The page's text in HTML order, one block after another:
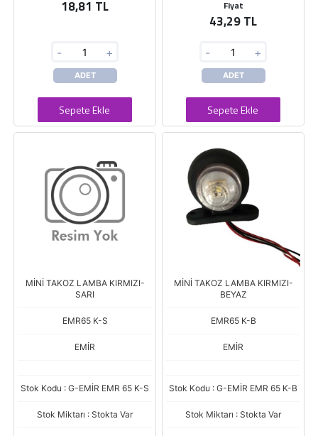
18,81 TL
- +
ADET
Sepete Ekle
Fiyat
43,29 TL
- +
ADET
Sepete Ekle
MİNİ TAKOZ LAMBA KIRMIZI-
SARI
EMR65 K-S
EMİR
Stok Kodu : G-EMİR EMR 65 K-S
Stok Miktarı : Stokta Var
MİNİ TAKOZ LAMBA KIRMIZI-
BEYAZ
EMR65 K-B
EMİR
Stok Kodu : G-EMİR EMR 65 K-B
Stok Miktarı : Stokta Var